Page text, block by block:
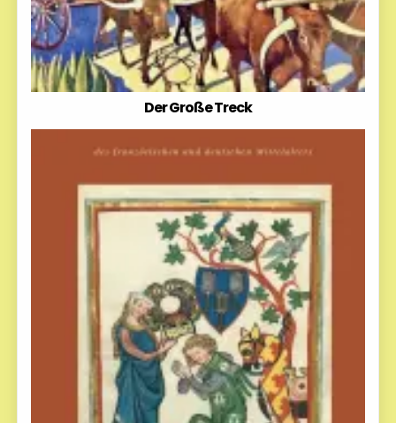
Der Große Treck